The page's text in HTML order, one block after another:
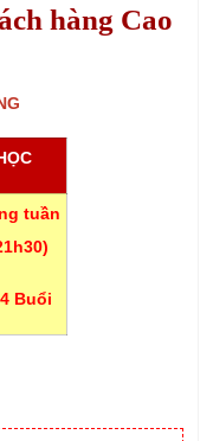
hàng Cao
tuần
Buổi